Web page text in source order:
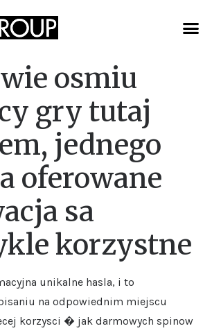
osmiu
gry tutaj
jednego
oferowane
sa
korzystne
unikalne hasla, i to
na odpowiednim miejscu
korzysci � jak darmowych spinow